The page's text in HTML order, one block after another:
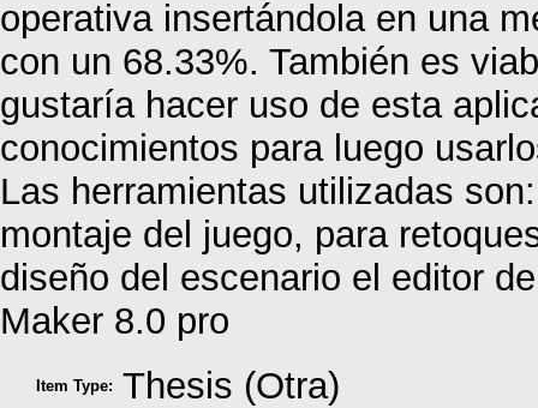
operativa insertándola en una
con un 68.33%. También es
gustaría hacer uso de esta
conocimientos para luego
Las herramientas utilizadas
montaje del juego, para
diseño del escenario el editor
Maker 8.0 pro
Item Type: Thesis (Otra)